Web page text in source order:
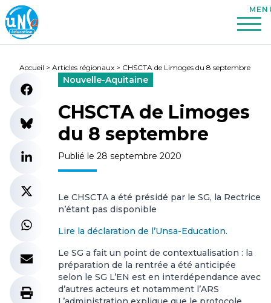
Accueil > Articles régionaux > CHSCTA de Limoges du 8 septembre
Nouvelle-Aquitaine
CHSCTA de Limoges
du 8 septembre
Publié le 28 septembre 2020
Le CHSCTA a été présidé par le SG, la Rectrice
n’étant pas disponible
Lire la déclaration de l’Unsa-Education.
Le SG a fait un point de contextualisation : la
préparation de la rentrée a été anticipée
selon le SG L’EN est en interdépendance avec
d’autres acteurs et notamment l’ARS